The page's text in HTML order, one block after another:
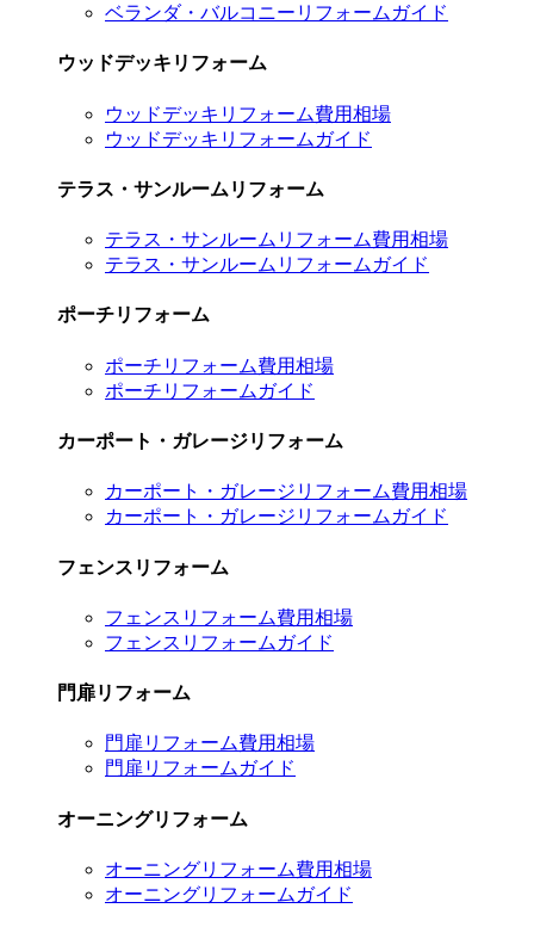
ベランダ・バルコニーリフォームガイド
ウッドデッキリフォーム
ウッドデッキリフォーム費用相場
ウッドデッキリフォームガイド
テラス・サンルームリフォーム
テラス・サンルームリフォーム費用相場
テラス・サンルームリフォームガイド
ポーチリフォーム
ポーチリフォーム費用相場
ポーチリフォームガイド
カーポート・ガレージリフォーム
カーポート・ガレージリフォーム費用相場
カーポート・ガレージリフォームガイド
フェンスリフォーム
フェンスリフォーム費用相場
フェンスリフォームガイド
門扉リフォーム
門扉リフォーム費用相場
門扉リフォームガイド
オーニングリフォーム
オーニングリフォーム費用相場
オーニングリフォームガイド